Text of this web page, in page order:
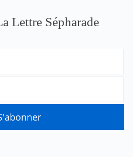
Lettre Sépharade